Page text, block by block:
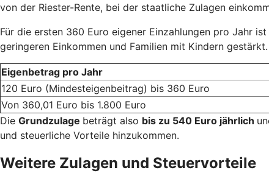
von der Riester-Rente, bei der staatliche Zulagen
Für die ersten 360 Euro eigener Einzahlungen pro Jahr
geringeren Einkommen und Familien mit Kindern gestärkt.
Eigenbetrag pro Jahr
120 Euro (Mindesteigenbeitrag) bis 360 Euro
Von 360,01 Euro bis 1.800 Euro
Die Grundzulage beträgt also bis zu 540 Euro jährlich
und steuerliche Vorteile hinzukommen.
Weitere Zulagen und Steuervorteile